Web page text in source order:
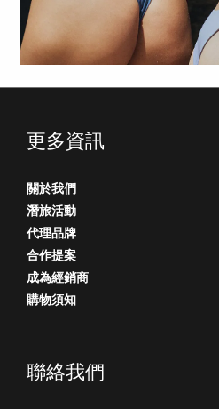
更多資訊
關於我們
潛旅活動
代理品牌
合作提案
成為經銷商
購物須知
聯絡我們